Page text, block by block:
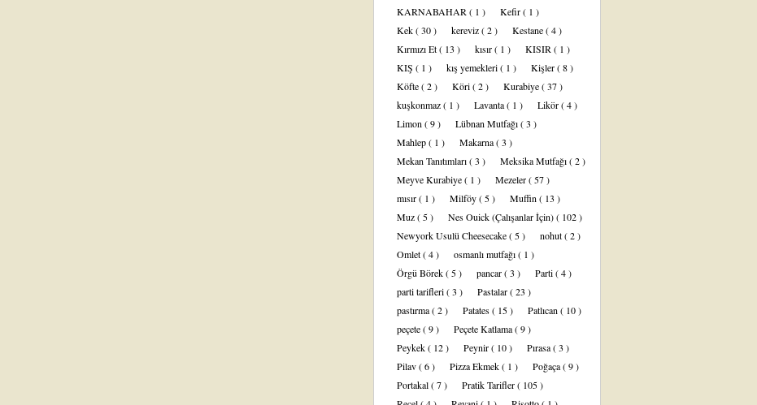
KARNABAHAR ( 1 ) Kefir( 1 )
Kek( 30 ) kereviz( 2 ) Kestane( 4 )
Kırmızı Et( 13 ) kısır( 1 ) KISIR ( 1 )
KIŞ ( 1 ) kış yemekleri( 1 ) Kişler( 8 )
Köfte( 2 ) Köri( 2 ) Kurabiye( 37 )
kuşkonmaz( 1 ) Lavanta( 1 ) Likör( 4 )
Limon ( 9 ) Lübnan Mutfağı( 3 )
Mahlep( 1 ) Makarna( 3 )
Mekan Tanıtımları( 3 ) Meksika Mutfağı( 2 )
Meyve Kurabiye( 1 ) Mezeler( 57 )
mısır( 1 ) Milföy( 5 ) Muffin ( 13 )
Muz( 5 ) Nes Ouick (Çalışanlar İçin)( 102 )
Newyork Usulü Cheesecake( 5 ) nohut( 2 )
Omlet( 4 ) osmanlı mutfağı( 1 )
Örgü Börek( 5 ) pancar( 3 ) Parti( 4 )
parti tarifleri( 3 ) Pastalar( 23 )
pastırma( 2 ) Patates( 15 ) Patlıcan ( 10 )
peçete( 9 ) Peçete Katlama( 9 )
Peykek( 12 ) Peynir( 10 ) Pırasa( 3 )
Pilav( 6 ) Pizza Ekmek( 1 ) Poğaça( 9 )
Portakal( 7 ) Pratik Tarifler( 105 )